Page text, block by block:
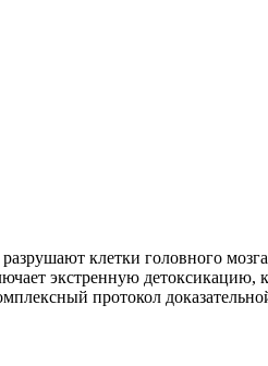
клетки головного
экстренную детоксикацию,
протокол